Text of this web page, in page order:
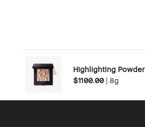
Highlighting Powder
$1100.00 | 8g